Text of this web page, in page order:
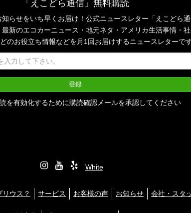
「えこどら通信」無料購読
らせをいち早くお届け！公式ニュースレター「えこどら通
新のエコカーニュース・地元ネタ・アメリカ生活事情・社
のお役立ち情報などを月1回お届けするニュースレターです
を有効化するために購読確認メールを承認してください
リウス？ サービス お客様の声 お知らせ 会社・スタ